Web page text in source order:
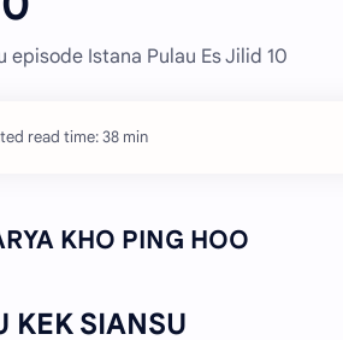
episode Istana Pulau Es Jilid 10
read time: 38 min
KHO PING HOO
KEK SIANSU